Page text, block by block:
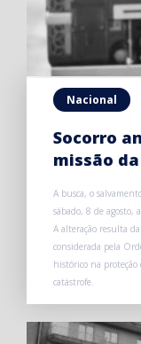
Nacional
Socorro
missão
A busca, o
sábado, 8 de agosto,
A alteração resulta
considerada pela
histórico na proteção
catástrofe.